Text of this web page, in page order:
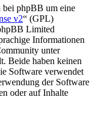
bei phpBB um eine
v2“ (GPL)
Limited
Informationen
unter
Beide haben keinen
Software verwendet
der Software
oder auf Inhalte